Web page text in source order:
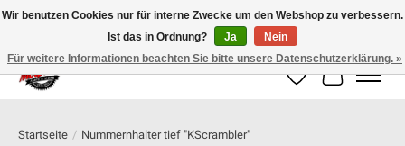
100% schweizer Onlineshop für Dein Motorrad
Wunschzettel
Ihr
Startseite / Nummernhalter tief "KScrambler"
Wir benutzen Cookies nur für interne Zwecke um den Webshop zu verbessern.
Ist das in Ordnung?
Ja
Nein
Für weitere Informationen beachten Sie bitte unsere Datenschutzerklärung. »